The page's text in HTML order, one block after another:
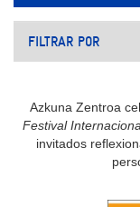
FILTRAR POR
Azkuna Zentroa
Festival
invitados